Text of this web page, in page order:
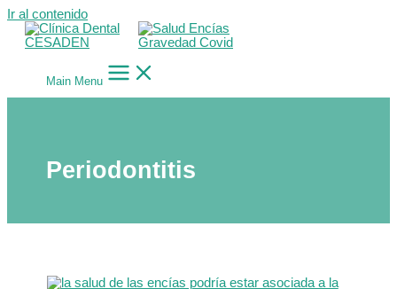
Ir al contenido
Main Menu
Periodontitis